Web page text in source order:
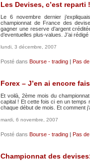
Les Devises, c’est reparti !
Le 6 novembre dernier
championnat de France des
gagner une reserve d’argent
d’eventuelles plus-values. J’ai
lundi, 3 décembre, 2007
Posté dans Bourse - trading | Pas
Forex – J’en ai encore
Et voilà, 2ème mois du
capital ! Et cette fois ci en un temps
chaque début de mois. Et comment
mardi, 6 novembre, 2007
Posté dans Bourse - trading | Pas
Championnat des